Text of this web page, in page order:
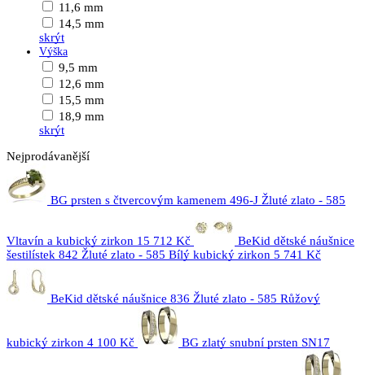
11,6 mm
14,5 mm
skrýt
Výška
9,5 mm
12,6 mm
15,5 mm
18,9 mm
skrýt
Nejprodávanější
BG prsten s čtvercovým kamenem 496-J Žluté zlato - 585
Vltavín a kubický zirkon 15 712 Kč
BeKid dětské náušnice
šestilístek 842 Žluté zlato - 585 Bílý kubický zirkon 5 741 Kč
BeKid dětské náušnice 836 Žluté zlato - 585 Růžový
kubický zirkon 4 100 Kč BG zlatý snubní prsten SN17